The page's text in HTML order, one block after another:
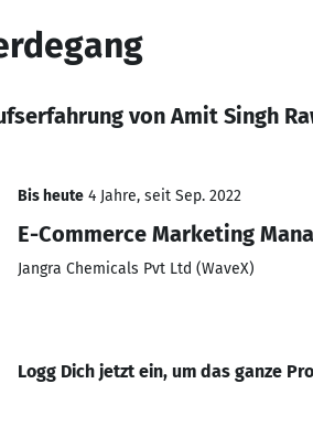
von Amit Singh
Bis heute 4 Jahre, seit Sep. 2022
E-Commerce Marketing
Jangra Chemicals Pvt Ltd (WaveX)
Logg Dich jetzt ein, um das ganze